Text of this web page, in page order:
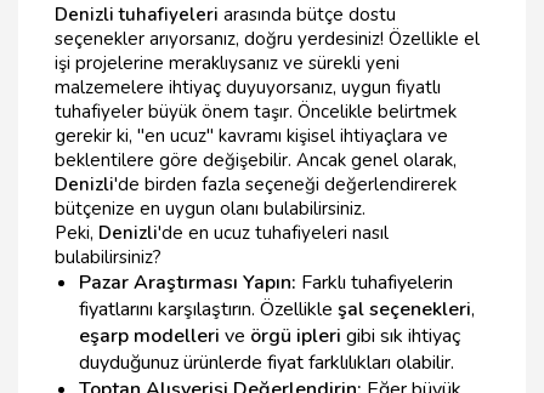
Denizli tuhafiyeleri arasında bütçe dostu
seçenekler arıyorsanız, doğru yerdesiniz! Özellikle el
işi projelerine meraklıysanız ve sürekli yeni
malzemelere ihtiyaç duyuyorsanız, uygun fiyatlı
tuhafiyeler büyük önem taşır. Öncelikle belirtmek
gerekir ki, "en ucuz" kavramı kişisel ihtiyaçlara ve
beklentilere göre değişebilir. Ancak genel olarak,
Denizli'de birden fazla seçeneği değerlendirerek
bütçenize en uygun olanı bulabilirsiniz.
Peki, Denizli'de en ucuz tuhafiyeleri nasıl
bulabilirsiniz?
Pazar Araştırması Yapın: Farklı tuhafiyelerin
fiyatlarını karşılaştırın. Özellikle şal seçenekleri,
eşarp modelleri ve örgü ipleri gibi sık ihtiyaç
duyduğunuz ürünlerde fiyat farklılıkları olabilir.